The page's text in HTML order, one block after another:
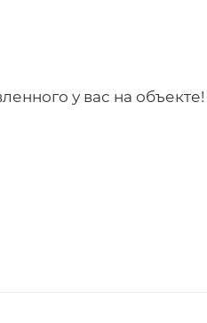
у вас на объекте!